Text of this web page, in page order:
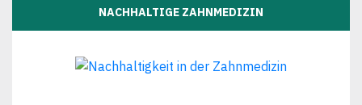
NACHHALTIGE ZAHNMEDIZIN